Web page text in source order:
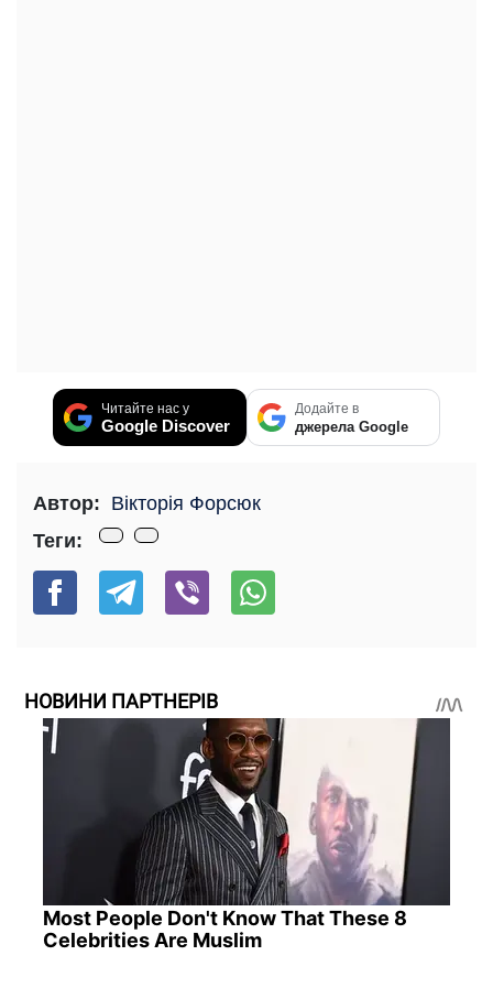
Читайте нас у
Google Discover
Додайте в
джерела Google
Автор: Вікторія Форсюк
Теги:
НОВИНИ ПАРТНЕРІВ
Most People Don't Know That These 8
Celebrities Are Muslim